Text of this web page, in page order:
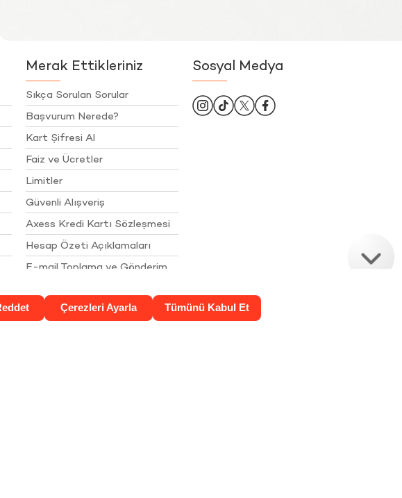
Merak Ettikleriniz
Sıkça Sorulan Sorular
Başvurum Nerede?
Kart Şifresi Al
Faiz ve Ücretler
Limitler
Güvenli Alışveriş
Axess Kredi Kartı Sözleşmesi
Hesap Özeti Açıklamaları
E-mail Toplama ve Gönderim
Çerez Aydınlatma Metni ve
Gizlilik Politikası
Sosyal Medya